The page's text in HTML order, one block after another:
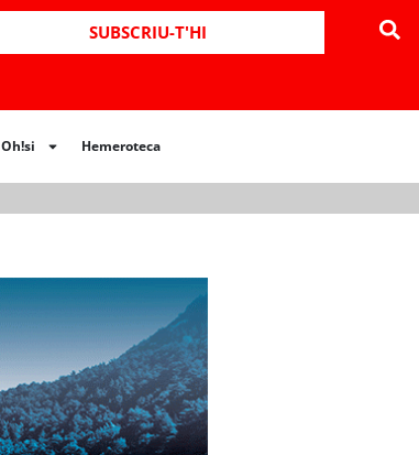
SUBSCRIU-T'HI
Oh!si Hemeroteca
Hemeroteca